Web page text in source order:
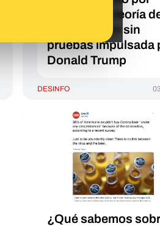
correo: una teoría
conspiración sin
pruebas impulsada
Donald Trump
DESINFO
¿Qué sabemos